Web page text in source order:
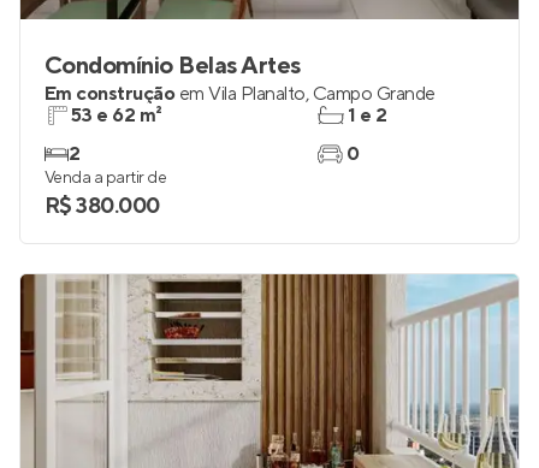
Condomínio Belas Artes
Em construção em Vila Planalto, Campo Grande
53 e 62 m²
2
1 e 2
0
Venda a partir de
R$ 380.000